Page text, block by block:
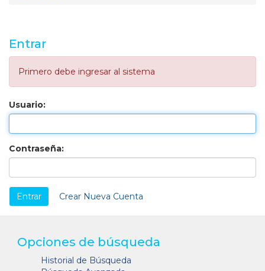
Entrar
Primero debe ingresar al sistema
Usuario:
Contraseña:
Crear Nueva Cuenta
Opciones de búsqueda
Historial de Búsqueda